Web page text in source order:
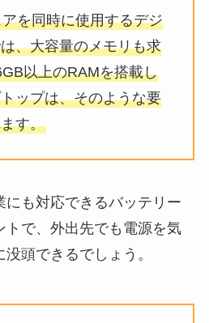
を同時に使用するデジ
、大容量のメモリも求
以上のRAMを搭載し
ップは、そのような要
す。
にも対応できるバッテリー
トで、外出先でも電源を気
頭できるでしょう。